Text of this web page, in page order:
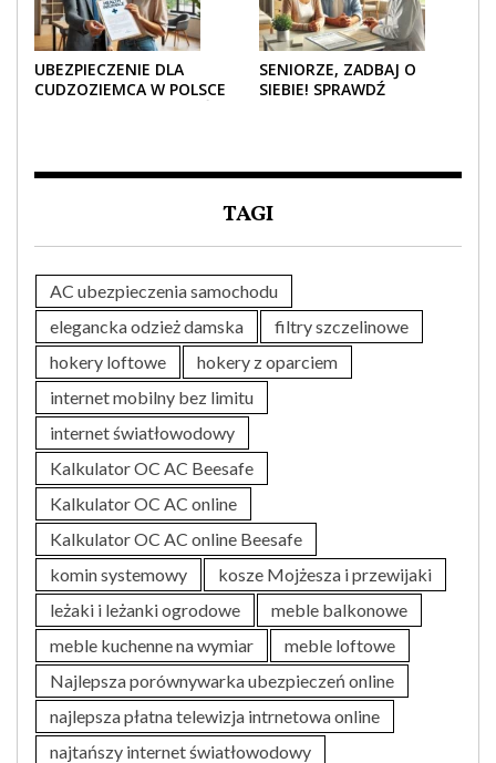
UBEZPIECZENIE DLA
CUDZOZIEMCA W POLSCE
SENIORZE, ZADBAJ O
SIEBIE! SPRAWDŹ
TAGI
AC ubezpieczenia samochodu
elegancka odzież damska
filtry szczelinowe
hokery loftowe
hokery z oparciem
internet mobilny bez limitu
internet światłowodowy
Kalkulator OC AC Beesafe
Kalkulator OC AC online
Kalkulator OC AC online Beesafe
komin systemowy
kosze Mojżesza i przewijaki
leżaki i leżanki ogrodowe
meble balkonowe
meble kuchenne na wymiar
meble loftowe
Najlepsza porównywarka ubezpieczeń online
najlepsza płatna telewizja intrnetowa online
najtańszy internet światłowodowy